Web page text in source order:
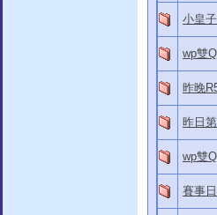
小皇
wp雙
昨晚
昨日
wp雙
賽事